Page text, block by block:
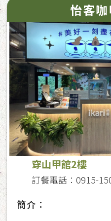
怡客
穿山甲館2樓
訂餐電話：0915-
簡介：